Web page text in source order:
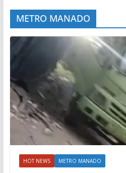
METRO MANADO
HOT NEWS METRO MANADO